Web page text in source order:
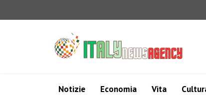
Notizie Economia Vita